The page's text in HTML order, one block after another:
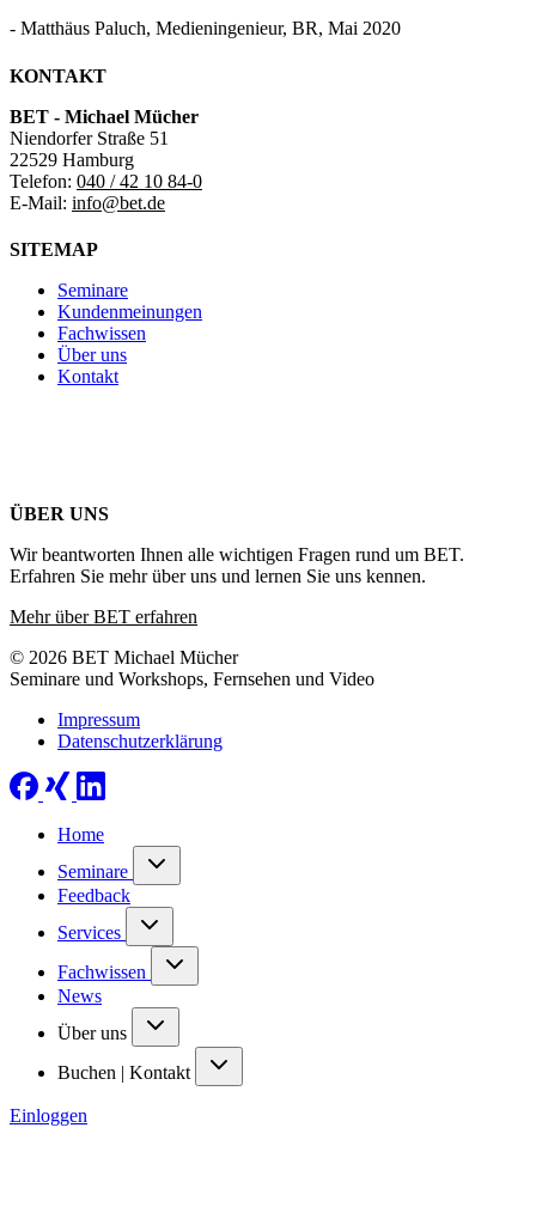
- Matthäus Paluch, Medieningenieur, BR, Mai 2020
KONTAKT
BET - Michael Mücher
Niendorfer Straße 51
22529 Hamburg
Telefon: 040 / 42 10 84-0
E-Mail: info@bet.de
SITEMAP
Seminare
Kundenmeinungen
Fachwissen
Über uns
Kontakt
ÜBER UNS
Wir beantworten Ihnen alle wichtigen Fragen rund um BET.
Erfahren Sie mehr über uns und lernen Sie uns kennen.
Mehr über BET erfahren
© 2026 BET Michael Mücher
Seminare und Workshops, Fernsehen und Video
Impressum
Datenschutzerklärung
Home
Seminare
Feedback
Services
Fachwissen
News
Über uns
Buchen | Kontakt
Einloggen